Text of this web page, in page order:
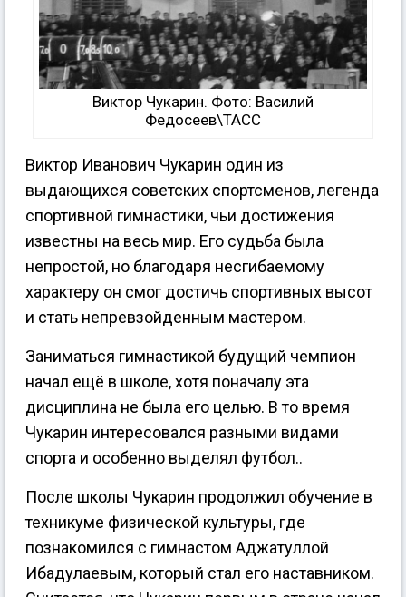
Виктор Чукарин. Фото: Василий
Федосеев\ТАСС
Виктор Иванович Чукарин один из
выдающихся советских спортсменов, легенда
спортивной гимнастики, чьи достижения
известны на весь мир. Его судьба была
непростой, но благодаря несгибаемому
характеру он смог достичь спортивных высот
и стать непревзойденным мастером.
Заниматься гимнастикой будущий чемпион
начал ещё в школе, хотя поначалу эта
дисциплина не была его целью. В то время
Чукарин интересовался разными видами
спорта и особенно выделял футбол..
После школы Чукарин продолжил обучение в
техникуме физической культуры, где
познакомился с гимнастом Аджатуллой
Ибадулаевым, который стал его наставником.